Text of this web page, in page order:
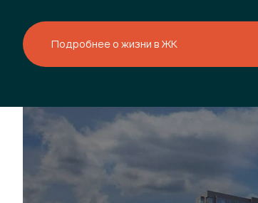
Подробнее о жизни в ЖК